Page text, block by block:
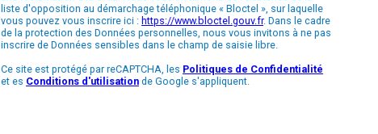
liste d'opposition au démarchage téléphonique « Bloctel », sur laquelle
vous pouvez vous inscrire ici : https://www.bloctel.gouv.fr. Dans le cadre
de la protection des Données personnelles, nous vous invitons à ne pas
inscrire de Données sensibles dans le champ de saisie libre.
Ce site est protégé par reCAPTCHA, les Politiques de Confidentialité
et es Conditions d'utilisation de Google s'appliquent.